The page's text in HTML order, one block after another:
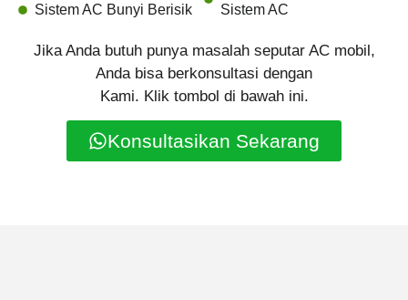
Sistem AC Bunyi Berisik
Sistem AC
Jika Anda butuh punya masalah seputar AC mobil,
Anda bisa berkonsultasi dengan
Kami. Klik tombol di bawah ini.
Konsultasikan Sekarang